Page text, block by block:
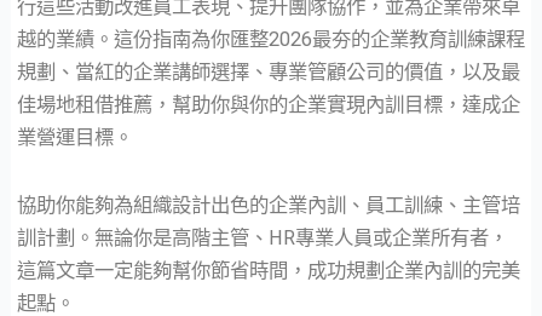
行這些活動改進員工表現、提升團隊協作，並為企業帶來卓
越的業績。這份指南為你匯整2026最夯的企業教育訓練課程
規劃、當紅的企業講師選擇、專業管顧公司的價值，以及最
佳場地租借推薦，幫助你與你的企業實現內訓目標，達成企
業營運目標。
協助你能夠為組織設計出色的企業內訓、員工訓練、主管培
訓計劃。無論你是高階主管、HR專業人員或企業所有者，
這篇文章一定能夠幫你節省時間，成功規劃企業內訓的完美
起點。